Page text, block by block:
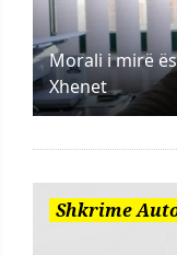
Morali i mirë
Xhenet
Shkrime